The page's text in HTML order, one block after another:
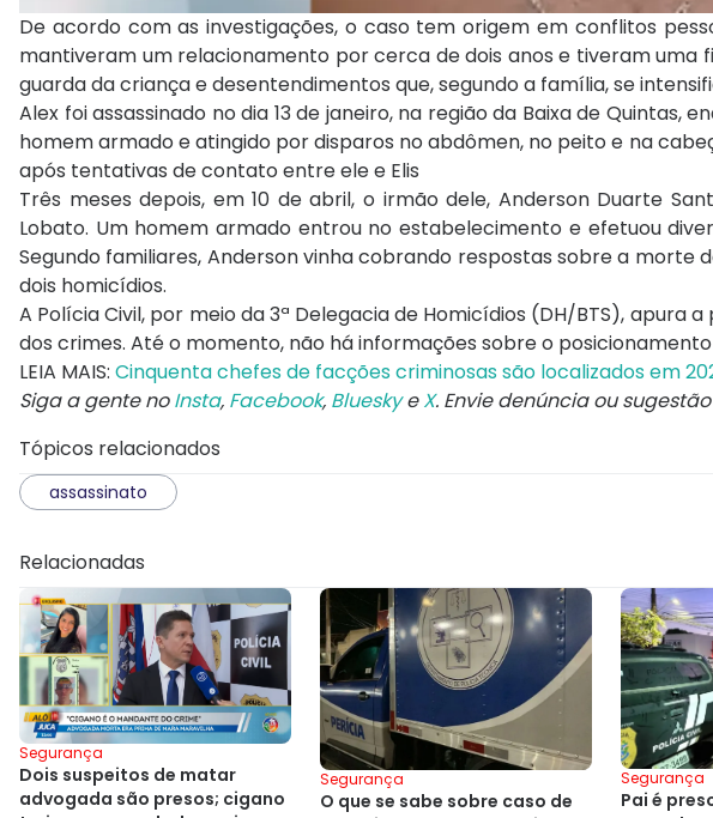
De acordo com as investigações, o caso tem origem em conflitos
mantiveram um relacionamento por cerca de dois anos e tiveram uma
guarda da criança e desentendimentos que, segundo a família, se
Alex foi assassinado no dia 13 de janeiro, na região da Baixa de
homem armado e atingido por disparos no abdômen, no peito e na
após tentativas de contato entre ele e Elis
Três meses depois, em 10 de abril, o irmão dele, Anderson Duarte
Lobato. Um homem armado entrou no estabelecimento e efetuou
Segundo familiares, Anderson vinha cobrando respostas sobre a morte
dois homicídios.
A Polícia Civil, por meio da 3ª Delegacia de Homicídios (DH/BTS), apura
dos crimes. Até o momento, não há informações sobre o
LEIA MAIS: Cinquenta chefes de facções criminosas são localizados em
Siga a gente noInsta, Facebook, BlueskyeX. Envie denúncia ou
Tópicos relacionados
assassinato
Relacionadas
Segurança
Dois suspeitos de matar
advogada são presos; cigano
Segurança
O que se sabe sobre caso de
Segurança
Pai é